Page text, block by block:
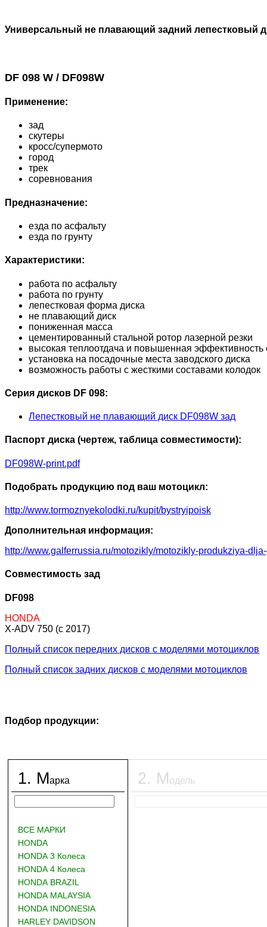
Универсальный не плавающий задний лепестковый
DF 098 W / DF098W
Применение:
зад
скутеры
кросс/супермото
город
трек
соревнования
Предназначение:
езда по асфальту
езда по грунту
Характеристики:
работа по асфальту
работа по грунту
лепестковая форма диска
не плавающий диск
пониженная масса
цементированный стальной ротор лазерной резки
высокая теплоотдача и повышенная эффективность
установка на посадочные места заводского диска
возможность работы с жесткими составами колодок
Серия дисков DF 098:
Лепестковый не плавающий диск DF098W зад
Паспорт диска (чертеж, таблица совместимости):
DF098W-print.pdf
Подобрать продукцию под ваш мотоцикл:
http://www.tormoznyekolodki.ru/kupit/bystryipoisk
Дополнительная информация:
http://www.galferrussia.ru/motozikly/motozikly-produkziya-
Совместимость зад
DF098
HONDA
X-ADV 750 (c 2017)
Полный список передних дисков с моделями мотоциклов
Полный список задних дисков с моделями мотоциклов
Подбор продукции:
1. Марка
ВСЕ МАРКИ
HONDA
HONDA 3 Колеса
HONDA 4 Колеса
HONDA BRAZIL
HONDA MALAYSIA
HONDA INDONESIA
HARLEY DAVIDSON
2. Модель